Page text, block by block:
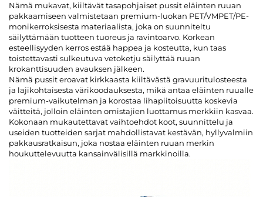
Nämä mukavat, kiiltävät tasapohjaiset pussit eläinten ruuan
pakkaamiseen valmistetaan premium-luokan PET/VMPET/PE-
monikerroksisesta materiaalista, joka on suunniteltu
säilyttämään tuotteen tuoreus ja ravintoarvo. Korkean
esteellisyyden kerros estää happea ja kosteutta, kun taas
toistettavasti sulkeutuva vetoketju säilyttää ruuan
krokanttisuuden avauksen jälkeen.
Nämä pussit eroavat kirkkaasta kiiltävästä gravuuritulosteesta
ja lajikohtaisesta värikoodauksesta, mikä antaa eläinten ruualle
premium-vaikutelman ja korostaa lihapiitoisuutta koskevia
väitteitä, jolloin eläinten omistajien luottamus merkkiin kasvaa.
Kokonaan mukautettavat vaihtoehdot koot, suunnittelu ja
useiden tuotteiden sarjat mahdollistavat kestävän, hyllyvalmiin
pakkausratkaisun, joka nostaa eläinten ruuan merkin
houkuttelevuutta kansainvälisillä markkinoilla.